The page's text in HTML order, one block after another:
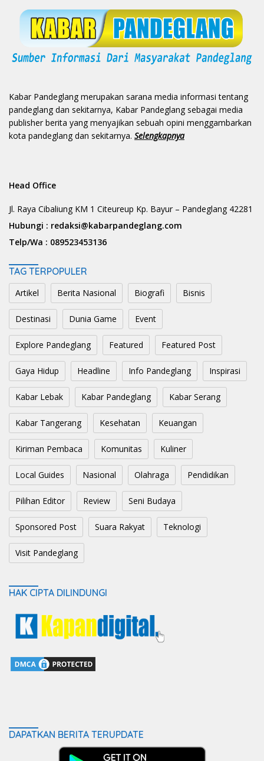
Kabar Pandeglang merupakan sarana media informasi tentang
pandeglang dan sekitarnya, Kabar Pandeglang sebagai media
publisher berita yang menyajikan sebuah opini menggambarkan
kota pandeglang dan sekitarnya. Selengkapnya
Head Office
Jl. Raya Cibaliung KM 1 Citeureup Kp. Bayur – Pandeglang 42281
Hubungi : redaksi@kabarpandeglang.com
Telp/Wa : 089523453136
TAG TERPOPULER
Artikel Berita Nasional Biografi Bisnis
Destinasi Dunia Game Event
Explore Pandeglang Featured Featured Post
Gaya Hidup Headline Info Pandeglang Inspirasi
Kabar Lebak Kabar Pandeglang Kabar Serang
Kabar Tangerang Kesehatan Keuangan
Kiriman Pembaca Komunitas Kuliner
Local Guides Nasional Olahraga Pendidikan
Pilihan Editor Review Seni Budaya
Sponsored Post Suara Rakyat Teknologi
Visit Pandeglang
HAK CIPTA DILINDUNGI
DAPATKAN BERITA TERUPDATE